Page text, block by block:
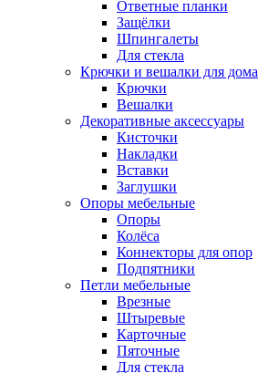
Ответные планки
Защёлки
Шпингалеты
Для стекла
Крючки и вешалки для дома
Крючки
Вешалки
Декоративные аксессуары
Кисточки
Накладки
Вставки
Заглушки
Опоры мебельные
Опоры
Колёса
Коннекторы для опор
Подпятники
Петли мебельные
Врезные
Штыревые
Карточные
Пяточные
Для стекла